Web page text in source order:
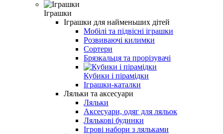
Іграшки
Іграшки для найменьших дітей
Мобілі та підвісні іграшки
Розвиваючі килимки
Сортери
Брязкальця та прорізувачі
Кубики і пірамідки
Іграшки-каталки
Ляльки та аксесуари
Ляльки
Аксесуари, одяг для ляльок
Лялькові будинки
Ігрові набори з ляльками